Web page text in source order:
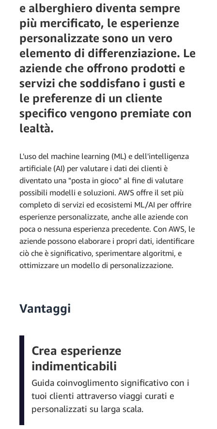
e alberghiero diventa sempre
più mercificato, le esperienze
personalizzate sono un vero
elemento di differenziazione. Le
aziende che offrono prodotti e
servizi che soddisfano i gusti e
le preferenze di un cliente
specifico vengono premiate con
lealtà.
L'uso del machine learning (ML) e dell'intelligenza
artificiale (AI) per valutare i dati dei clienti è
diventato una "posta in gioco" al fine di valutare
possibili modelli e soluzioni. AWS offre il set più
completo di servizi ed ecosistemi ML/AI per offrire
esperienze personalizzate, anche alle aziende con
poca o nessuna esperienza precedente. Con AWS, le
aziende possono elaborare i propri dati, identificare
ciò che è significativo, sperimentare algoritmi, e
ottimizzare un modello di personalizzazione.
Vantaggi
Crea esperienze
indimenticabili
Guida coinvoglimento significativo con i
tuoi clienti attraverso viaggi curati e
personalizzati su larga scala.